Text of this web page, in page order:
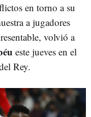
en torno a su
a jugadores
volvió a
este jueves en el
Rey.